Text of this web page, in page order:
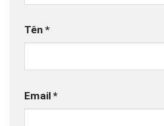
Tên *
Email *